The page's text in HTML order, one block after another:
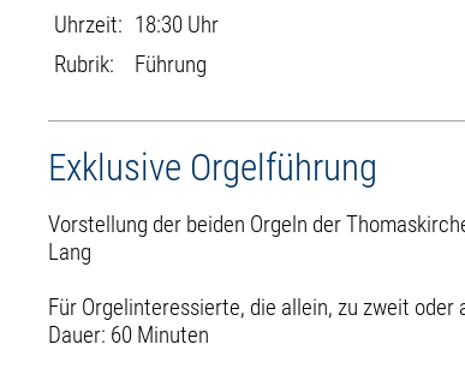
Uhrzeit: 18:30 Uhr
Rubrik:
Führung
Exklusive Orgelführung
Vorstellung der beiden Orgeln der
Lang
Für Orgelinteressierte, die allein, zu zweit
Dauer: 60 Minuten